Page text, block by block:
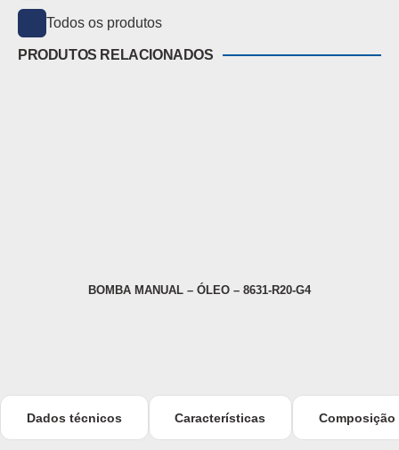
Todos os produtos
PRODUTOS RELACIONADOS
BOMBA MANUAL – ÓLEO – 8631-R20-G4
Dados técnicos Características Composição